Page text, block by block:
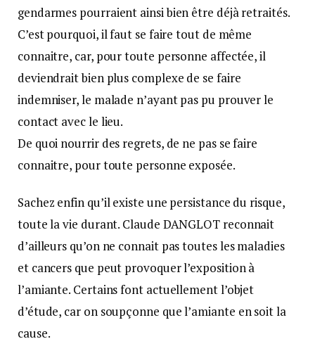
gendarmes pourraient ainsi bien être déjà retraités.
C’est pourquoi, il faut se faire tout de même
connaitre, car, pour toute personne affectée, il
deviendrait bien plus complexe de se faire
indemniser, le malade n’ayant pas pu prouver le
contact avec le lieu.
De quoi nourrir des regrets, de ne pas se faire
connaitre, pour toute personne exposée.
Sachez enfin qu’il existe une persistance du risque,
toute la vie durant. Claude DANGLOT reconnait
d’ailleurs qu’on ne connait pas toutes les maladies
et cancers que peut provoquer l’exposition à
l’amiante. Certains font actuellement l’objet
d’étude, car on soupçonne que l’amiante en soit la
cause.